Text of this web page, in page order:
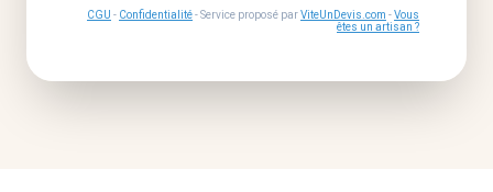
CGU - Confidentialité- Service proposé parViteUnDevis.com -Vous
êtes un artisan ?